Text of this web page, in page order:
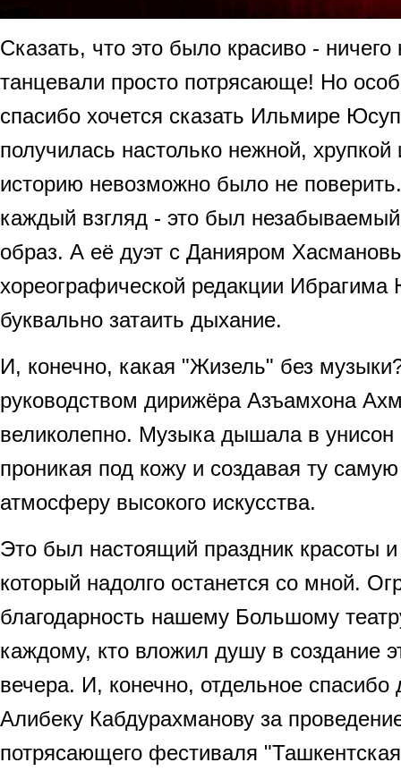
Сказать, что это было красиво - ничего
танцевали просто потрясающе! Но
спасибо хочется сказать Ильмире
получилась настолько нежной,
историю невозможно было не
каждый взгляд - это был
образ. А её дуэт с Данияром
хореографической редакции Ибрагима
буквально затаить дыхание.
И, конечно, какая "Жизель" без
руководством дирижёра Азъамхона
великолепно. Музыка дышала в унисон
проникая под кожу и создавая ту
атмосферу высокого искусства.
Это был настоящий праздник красоты
который надолго останется со мной.
благодарность нашему Большому
каждому, кто вложил душу в создание
вечера. И, конечно, отдельное спасибо
Алибеку Кабдурахманову за
потрясающего фестиваля